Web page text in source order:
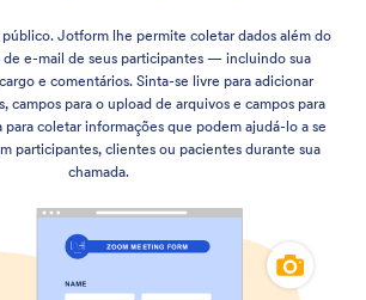
Jotform lhe permite coletar dados além do
e-mail de seus participantes — incluindo sua
e comentários. Sinta-se livre para adicionar
campos para o upload de arquivos e campos para
para coletar informações que podem ajudá-lo a se
participantes, clientes ou pacientes durante sua
chamada.